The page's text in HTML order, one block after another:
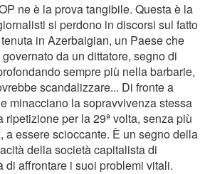
ne è la prova tangibile. Questa è la
si perdono in discorsi sul fatto
in Azerbaigian, un Paese che
da un dittatore, segno di
sempre più nella barbarie,
scandalizzare... Di fronte a
minacciano la sopravvivenza stessa
ripetizione per la 29ª volta, senza più
a essere scioccante. È un segno della
della società capitalista di
di affrontare i suoi problemi vitali.